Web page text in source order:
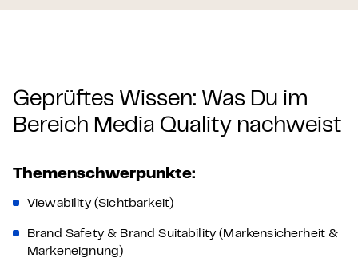
Geprüftes Wissen: Was Du im
Bereich Media Quality nachweist
Themenschwerpunkte:
Viewability (Sichtbarkeit)
Brand Safety & Brand Suitability (Markensicherheit &
Markeneignung)